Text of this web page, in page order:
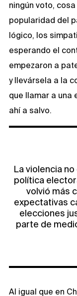
ningún voto,
popularidad del
lógico, los
esperando el
empezaron a
y llevársela a la
que llamar a una
ahí a salvo.
La violencia
política
volvió más
expectativas
elecciones
parte de
Al igual que en